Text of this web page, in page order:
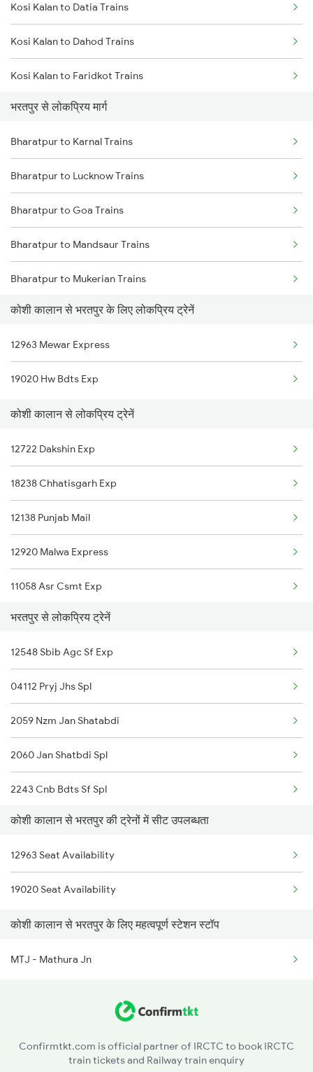
Kosi Kalan to Datia Trains
Kosi Kalan to Dahod Trains
Kosi Kalan to Faridkot Trains
Kosi Kalan to Haridwar Trains
Kosi Kalan to Indore Trains
Kosi Kalan to Jabalpur Trains
Kosi Kalan to Jalandhar Trains
Kosi Kalan to Kurukshetra Trains
Kosi Kalan to Kota Trains
Kosi Kalan to Lakheri Trains
भरतपुर से लोकप्रिय मार्ग
Bharatpur to Karnal Trains
Bharatpur to Lucknow Trains
Bharatpur to Goa Trains
Bharatpur to Mandsaur Trains
Bharatpur to Mukerian Trains
Bharatpur to Marwar Trains
Bharatpur to Mokameh Trains
Bharatpur to Morena Trains
Bharatpur to Mau Ranipur Trains
कोशी कालान से भरतपुर के लिए लोकप्रिय ट्रेनें
12963 Mewar Express
19020 Hw Bdts Exp
कोशी कालान से लोकप्रिय ट्रेनें
12722 Dakshin Exp
18238 Chhatisgarh Exp
12138 Punjab Mail
12920 Malwa Express
11058 Asr Csmt Exp
1057 Csmt Asr Special
1058 Asr Csmt Spl
1841 Kurj Kkde Spl
1842 Kkde Kurj Spl
2137 Csmt Fzr Spl
2138 Punjab Mail Spl
2195 Jbp Nzm Special
2196 Mahakoshal Spl
2722 Nzm Hyb Spl
2919 Dadn Svdk Spl
भरतपुर से लोकप्रिय ट्रेनें
12548 Sbib Agc Sf Exp
04112 Pryj Jhs Spl
2059 Nzm Jan Shatabdi
2060 Jan Shatbdi Spl
2243 Cnb Bdts Sf Spl
2244 Bdts Kanpur Spl
2247 Gwl Adi Spl
2248 Adi Gwl Sf Spl
2385 Hwh Ju Spl
2386 Ju Hwh Sf Spl
2401 Kota Ddn Spl
कोशी कालान से भरतपुर की ट्रेनों में सीट उपलब्धता
12963 Seat Availability
19020 Seat Availability
कोशी कालान से भरतपुर के लिए महत्वपूर्ण स्टेशन स्टॉप
MTJ - Mathura Jn
Confirmtkt.com is official partner of IRCTC to book IRCTC
train tickets and Railway train enquiry